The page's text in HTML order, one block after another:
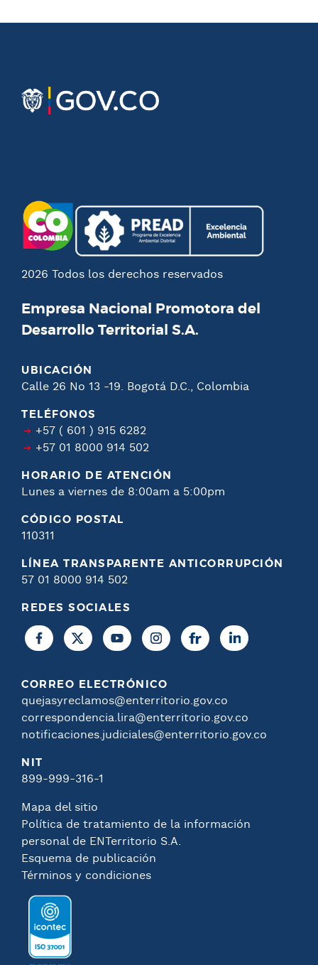
2026 Todos los derechos reservados
Empresa Nacional Promotora del
Desarrollo Territorial S.A.
UBICACIÓN
Calle 26 No 13 -19. Bogotá D.C., Colombia
TELÉFONOS
+57 ( 601 ) 915 6282
+57 01 8000 914 502
HORARIO DE ATENCIÓN
Lunes a viernes de 8:00am a 5:00pm
CÓDIGO POSTAL
110311
LÍNEA TRANSPARENTE ANTICORRUPCIÓN
57 01 8000 914 502
REDES SOCIALES
CORREO ELECTRÓNICO
quejasyreclamos@enterritorio.gov.co
correspondencia.lira@enterritorio.gov.co
notificaciones.judiciales@enterritorio.gov.co
NIT
899-999-316-1
Mapa del sitio
Política de tratamiento de la información
personal de ENTerritorio S.A.
Esquema de publicación
Términos y condiciones